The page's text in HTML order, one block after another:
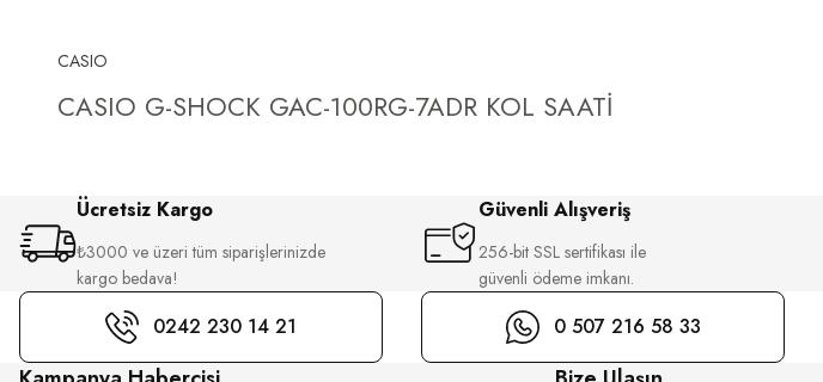
CASIO
CASIO G-SHOCK GAC-100RG-7ADR KOL SAATİ
Ücretsiz Kargo
₺3000 ve üzeri tüm siparişlerinizde
kargo bedava!
Güvenli Alışveriş
256-bit SSL sertifikası ile
güvenli ödeme imkanı.
0242 230 14 21 0 507 216 58 33